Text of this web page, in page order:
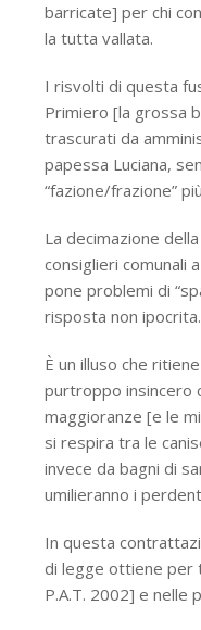
barricate] per chi
la tutta vallata.
I risvolti di questa
Primiero [la grossa
trascurati da
papessa Luciana,
“fazione/frazione”
La decimazione
consiglieri comunali
pone problemi di
risposta non ipocrita.
È un illuso che
purtroppo insincero
maggioranze [e le
si respira tra le
invece da bagni di
umilieranno i
In questa
di legge ottiene per
P.A.T. 2002] e nelle